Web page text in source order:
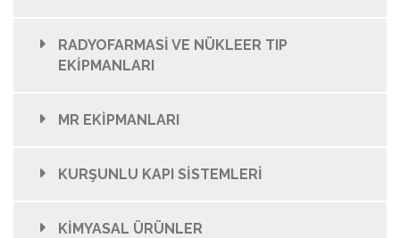
RADYOFARMASİ VE NÜKLEER TIP
EKİPMANLARI
MR EKİPMANLARI
KURŞUNLU KAPI SİSTEMLERİ
KİMYASAL ÜRÜNLER